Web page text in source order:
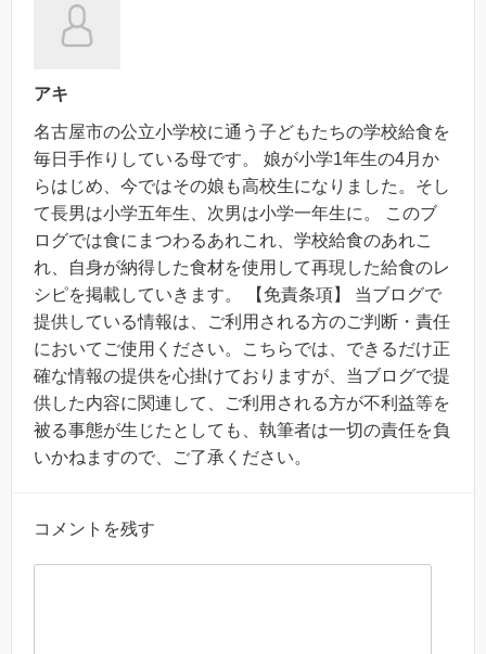
アキ
名古屋市の公立小学校に通う子どもたちの学校給食を
毎日手作りしている母です。 娘が小学1年生の4月か
らはじめ、今ではその娘も高校生になりました。そし
て長男は小学五年生、次男は小学一年生に。 このブ
ログでは食にまつわるあれこれ、学校給食のあれこ
れ、自身が納得した食材を使用して再現した給食のレ
シピを掲載していきます。 【免責条項】 当ブログで
提供している情報は、ご利用される方のご判断・責任
においてご使用ください。こちらでは、できるだけ正
確な情報の提供を心掛けておりますが、当ブログで提
供した内容に関連して、ご利用される方が不利益等を
被る事態が生じたとしても、執筆者は一切の責任を負
いかねますので、ご了承ください。
コメントを残す